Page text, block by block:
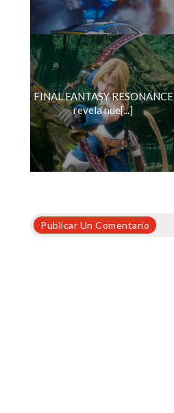
FINAL FANTASY RESONANCE
revela nue[...]
Publicar Un Comentario